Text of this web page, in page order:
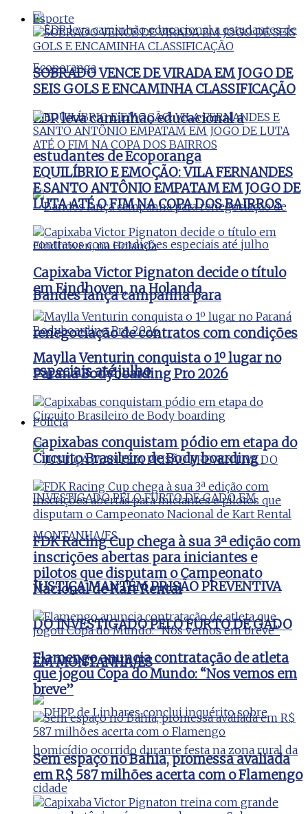
EDP leva caminhão educacional a
estudantes de Ecoporanga
Bandes lança campanha para
renegociação de contratos com condições
especiais até julho
Polícia
JUSTIÇA MANTÉM PRISÃO PREVENTIVA
DO INVESTIGADO PELO FURTO DE GADO
EM MONTANHA/ES
Esporte
SOBRADO VENCE DE VIRADA EM JOGO DE
SEIS GOLS E ENCAMINHA CLASSIFICAÇÃO
EQUILÍBRIO E EMOÇÃO: VILA FERNANDES
E SANTO ANTÔNIO EMPATAM EM JOGO DE
LUTA ATÉ O FIM NA COPA DOS BAIRROS
Capixaba Victor Pignaton decide o título
em Eindhoven, na Holanda
Maylla Venturin conquista o 1º lugar no
Paraná Bodyboarding Pro 2026
Capixabas conquistam pódio em etapa do
Circuito Brasileiro de Body boarding
FDK Racing Cup chega à sua 3ª edição com
inscrições abertas para iniciantes e
pilotos que disputam o Campeonato
Nacional de Kart Rental
Flamengo anuncia contratação de atleta
que jogou Copa do Mundo: “Nos vemos em
breve”
Sem espaço no Bahia, promessa avaliada
em R$ 587 milhões acerta com o Flamengo